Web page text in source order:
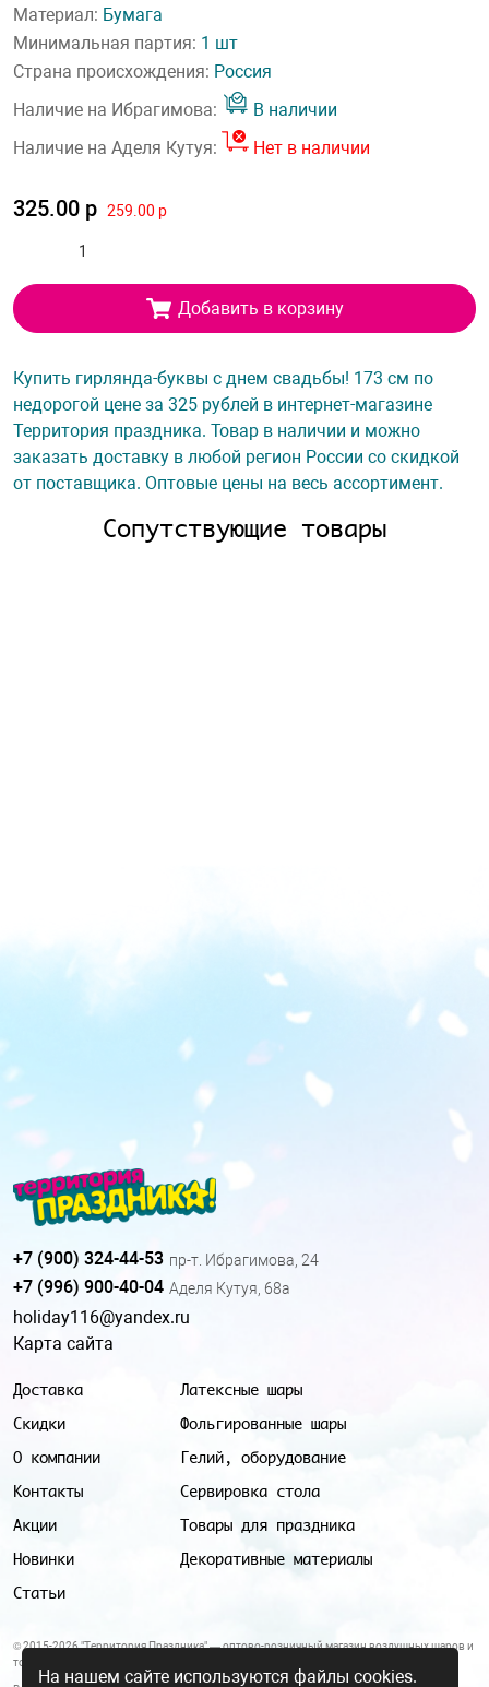
Материал: Бумага
Минимальная партия: 1 шт
Страна происхождения: Россия
Наличие на Ибрагимова:
В наличии
Наличие на Аделя Кутуя:
Нет в наличии
325.00 р 259.00 р
Добавить в корзину
Купить гирлянда-буквы с днем свадьбы! 173 см по
недорогой цене за 325 рублей в интернет-магазине
Территория праздника. Товар в наличии и можно
заказать доставку в любой регион России со скидкой
от поставщика. Оптовые цены на весь ассортимент.
Сопутствующие товары
Доставка
Скидки
О компании
Контакты
Акции
Новинки
Статьи
Латексные шары
Фольгированные шары
Гелий, оборудование
Сервировка стола
Товары для праздника
Декоративные материалы
+7 (900) 324-44-53 пр-т. Ибрагимова, 24
+7 (996) 900-40-04 Аделя Кутуя, 68а
holiday116@yandex.ru
Карта сайта
© 2015-2026 "Территория Праздника" — оптово-розничный магазин воздушных шаров и
товаров для праздника.
На нашем сайте используются файлы cookies.